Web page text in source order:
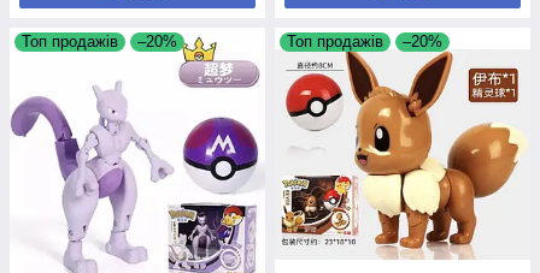
Топ продажів –20% Топ продажів –20%